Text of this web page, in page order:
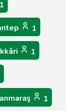
1
1
1
1